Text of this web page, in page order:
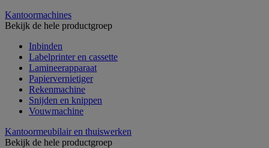
Kantoormachines
Bekijk de hele productgroep
Inbinden
Labelprinter en cassette
Lamineerapparaat
Papiervernietiger
Rekenmachine
Snijden en knippen
Vouwmachine
Kantoormeubilair en thuiswerken
Bekijk de hele productgroep